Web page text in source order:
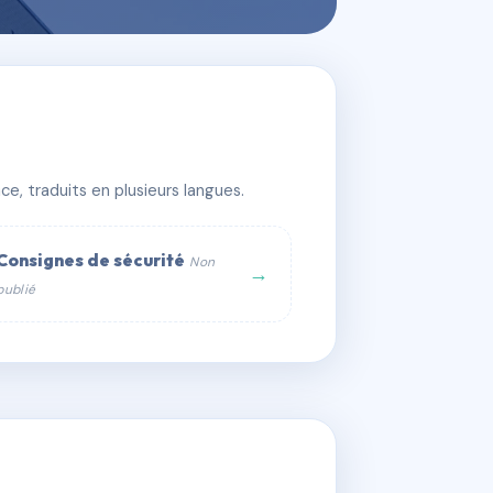
traduits en plusieurs langues.
de sécurité Non
→